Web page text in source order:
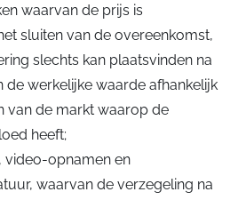
waarvan de prijs is
sluiten van de overeenkomst,
slechts kan plaatsvinden na
de werkelijke waarde afhankelijk
van de markt waarop de
heeft;
video-opnamen en
waarvan de verzegeling na